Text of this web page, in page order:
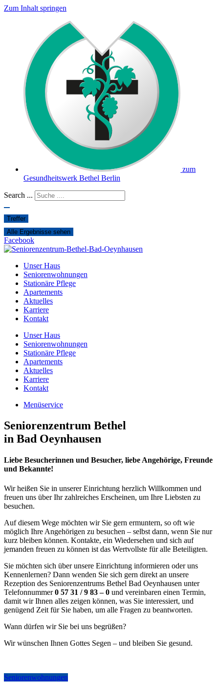
Zum Inhalt springen
zum
Gesundheitswerk Bethel Berlin
Search ...
Treffer
Alle Ergebnisse sehen
Facebook
Unser Haus
Seniorenwohnungen
Stationäre Pflege
Apartements
Aktuelles
Karriere
Kontakt
Unser Haus
Seniorenwohnungen
Stationäre Pflege
Apartements
Aktuelles
Karriere
Kontakt
Menüservice
Seniorenzentrum Bethel
in Bad Oeynhausen
Liebe Besucherinnen und Besucher, liebe Angehörige, Freunde
und Bekannte!
Wir heißen Sie in unserer Einrichtung herzlich Willkommen und
freuen uns über Ihr zahlreiches Erscheinen, um Ihre Liebsten zu
besuchen.
Auf diesem Wege möchten wir Sie gern ermuntern, so oft wie
möglich Ihre Angehörigen zu besuchen – selbst dann, wenn Sie nur
kurz bleiben können. Kontakte, ein Wiedersehen und sich auf
jemanden freuen zu können ist das Wertvollste für alle Beteiligten.
Sie möchten sich über unsere Einrichtung informieren oder uns
Kennenlernen? Dann wenden Sie sich gern direkt an unsere
Rezeption des Seniorenzentrums Bethel Bad Oeynhausen unter
Telefonnummer0 57 31 / 9 83 – 0 und vereinbaren einen Termin,
damit wir Ihnen alles zeigen können, was Sie interessiert, und
genügend Zeit für Sie haben, um alle Fragen zu beantworten.
Wann dürfen wir Sie bei uns begrüßen?
Wir wünschen Ihnen Gottes Segen – und bleiben Sie gesund.
Seniorenwohnungen